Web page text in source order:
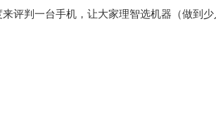
评判一台手机，让大家理智选机器（做到